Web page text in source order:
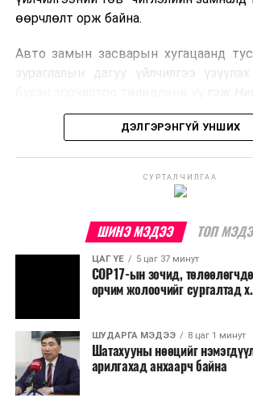
боловсруулах үйлдвэрүүдээр
Ийнхүү лаг хатаах, шатаах
улсад өргөн ашиглаж байна.
өөрчлөлт орж байна.
Авто замын засварын хугацаанд тус
зураглалын дагуу үйлчилгээ
бодлогын газраас мэдээллээ.
ДЭЛГЭРЭНГҮЙ УНШИХ
СУРТАЛЧИЛГАА
ШИНЭ МЭДЭЭ ТОП
ЦАГ ҮЕ 5 цаг 37 минут
COP17-ын зочид,
орчим жолоочийг сургалтад
ШУДАРГА МЭДЭЭ 8 цаг 1 минут
Шатахууны нөөцийг
арилгахад анхаарч байна